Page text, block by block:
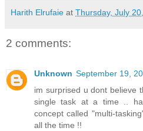
Harith Elrufaie at Thursday, July
2 comments:
Unknown September 19,
im surprised u dont believe
single task at a time ..
concept called "multi-
all the time !!